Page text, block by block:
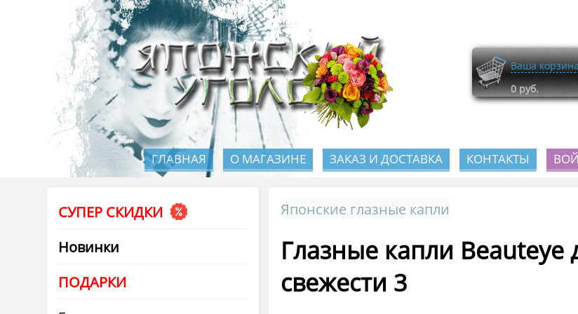
Ваша
0 руб.
ГЛАВНАЯ О МАГАЗИНЕ ЗАКАЗ И ДОСТАВКА КОНТАКТЫ
СУПЕР СКИДКИ
Новинки
ПОДАРКИ
Японские глазные капли
Глазные капли
свежести 3